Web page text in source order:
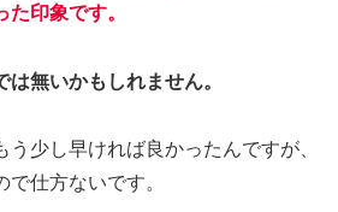
印象です。
無いかもしれません。
少し早ければ良かったんですが、
仕方ないです。